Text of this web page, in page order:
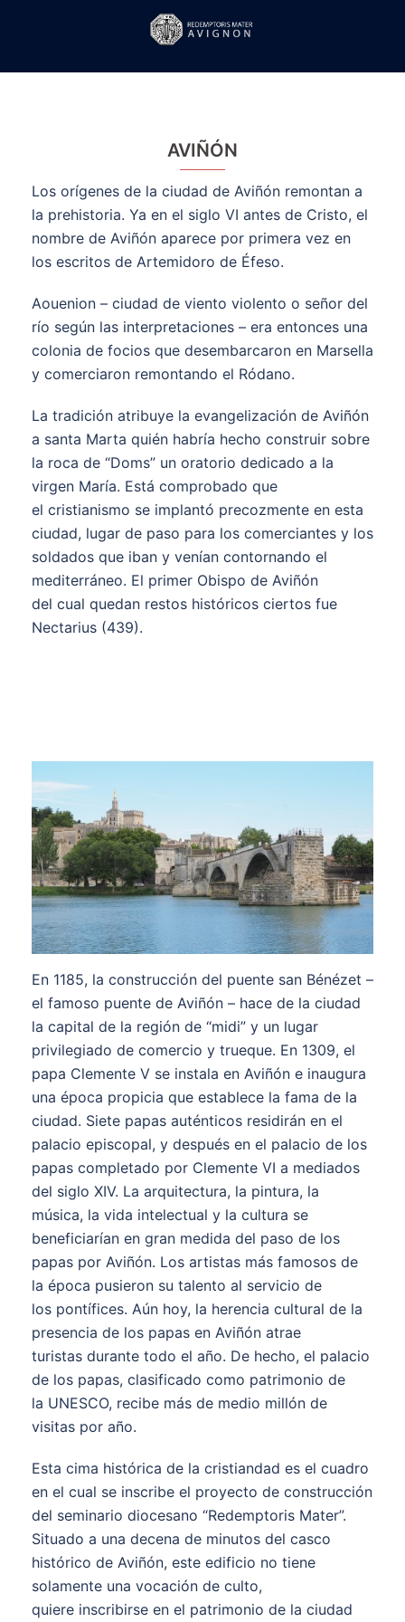
AVIÑÓN
Los orígenes de la ciudad de Aviñón remontan a
la prehistoria. Ya en el siglo VI antes de Cristo, el
nombre de Aviñón aparece por primera vez en
los escritos de Artemidoro de Éfeso.
Aouenion – ciudad de viento violento o señor del
río según las interpretaciones – era entonces una
colonia de focios que desembarcaron en Marsella
y comerciaron remontando el Ródano.
La tradición atribuye la evangelización de Aviñón
a santa Marta quién habría hecho construir sobre
la roca de “Doms” un oratorio dedicado a la
virgen María. Está comprobado que
el cristianismo se implantó precozmente en esta
ciudad, lugar de paso para los comerciantes y los
soldados que iban y venían contornando el
mediterráneo. El primer Obispo de Aviñón
del cual quedan restos históricos ciertos fue
Nectarius (439).
En 1185, la construcción del puente san Bénézet –
el famoso puente de Aviñón – hace de la ciudad
la capital de la región de “midi” y un lugar
privilegiado de comercio y trueque. En 1309, el
papa Clemente V se instala en Aviñón e inaugura
una época propicia que establece la fama de la
ciudad. Siete papas auténticos residirán en el
palacio episcopal, y después en el palacio de los
papas completado por Clemente VI a mediados
del siglo XIV. La arquitectura, la pintura, la
música, la vida intelectual y la cultura se
beneficiarían en gran medida del paso de los
papas por Aviñón. Los artistas más famosos de
la época pusieron su talento al servicio de
los pontífices. Aún hoy, la herencia cultural de la
presencia de los papas en Aviñón atrae
turistas durante todo el año. De hecho, el palacio
de los papas, clasificado como patrimonio de
la UNESCO, recibe más de medio millón de
visitas por año.
Esta cima histórica de la cristiandad es el cuadro
en el cual se inscribe el proyecto de construcción
del seminario diocesano “Redemptoris Mater”.
Situado a una decena de minutos del casco
histórico de Aviñón, este edificio no tiene
solamente una vocación de culto,
quiere inscribirse en el patrimonio de la ciudad